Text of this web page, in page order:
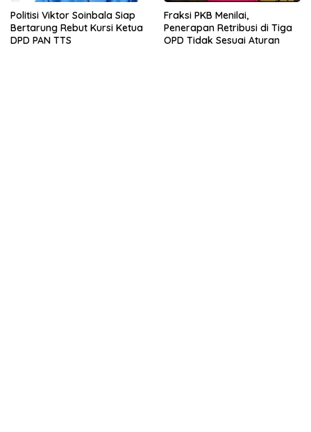
Politisi Viktor Soinbala Siap
Bertarung Rebut Kursi Ketua
DPD PAN TTS
Fraksi PKB Menilai,
Penerapan Retribusi di Tiga
OPD Tidak Sesuai Aturan